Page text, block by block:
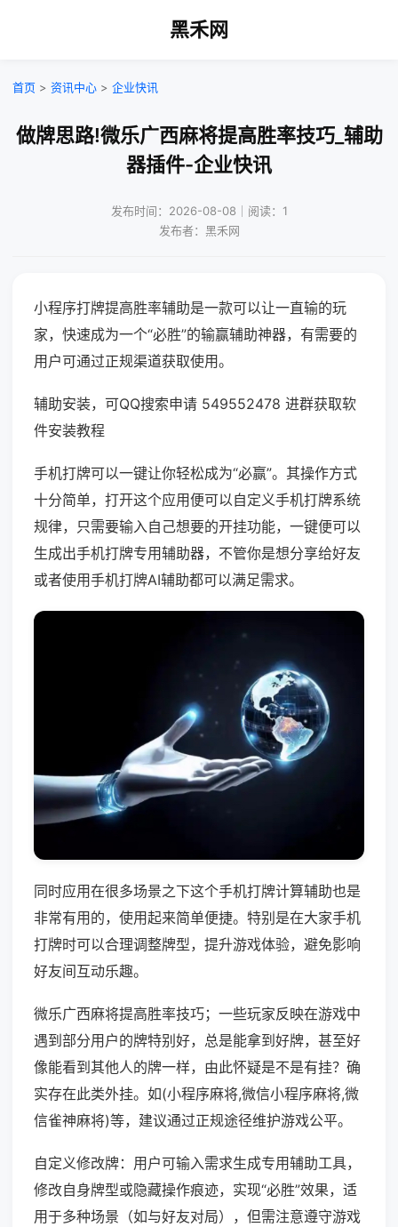
黑禾网
首页 > 资讯中心 > 企业快讯
做牌思路!微乐广西麻将提高胜率技巧_辅助
器插件-企业快讯
发布时间：2026-08-08｜阅读：1
发布者：黑禾网
小程序打牌提高胜率辅助是一款可以让一直输的玩
家，快速成为一个“必胜”的输赢辅助神器，有需要的
用户可通过正规渠道获取使用。
辅助安装，可QQ搜索申请 549552478 进群获取软
件安装教程
手机打牌可以一键让你轻松成为“必赢”。其操作方式
十分简单，打开这个应用便可以自定义手机打牌系统
规律，只需要输入自己想要的开挂功能，一键便可以
生成出手机打牌专用辅助器，不管你是想分享给好友
或者使用手机打牌AI辅助都可以满足需求。
同时应用在很多场景之下这个手机打牌计算辅助也是
非常有用的，使用起来简单便捷。特别是在大家手机
打牌时可以合理调整牌型，提升游戏体验，避免影响
好友间互动乐趣。
微乐广西麻将提高胜率技巧；一些玩家反映在游戏中
遇到部分用户的牌特别好，总是能拿到好牌，甚至好
像能看到其他人的牌一样，由此怀疑是不是有挂？确
实存在此类外挂。如(小程序麻将,微信小程序麻将,微
信雀神麻将)等，建议通过正规途径维护游戏公平。
自定义修改牌：用户可输入需求生成专用辅助工具，
修改自身牌型或隐藏操作痕迹，实现“必胜”效果，适
用于多种场景（如与好友对局），但需注意遵守游戏